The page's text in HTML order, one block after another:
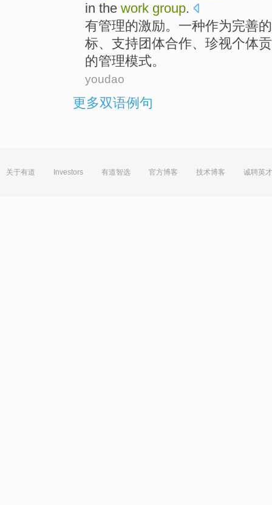
in the work group.
有管理的激励。 一种作为完善的
标、 支持团体合作、 珍视个体
的管理模式。
youdao
更多双语例句
关于有道 Investors 有道智选 官方博客 技术博客 诚聘英才